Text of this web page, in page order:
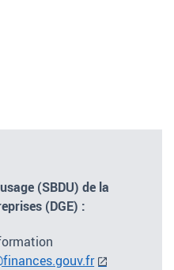
(SBDU) de la
(DGE) :